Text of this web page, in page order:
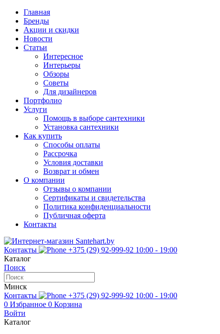
Главная
Бренды
Акции и скидки
Новости
Статьи
Интересное
Интерьеры
Обзоры
Советы
Для дизайнеров
Портфолио
Услуги
Помощь в выборе сантехники
Установка сантехники
Как купить
Способы оплаты
Рассрочка
Условия доставки
Возврат и обмен
О компании
Отзывы о компании
Сертификаты и свидетельства
Политика конфиденциальности
Публичная оферта
Контакты
Контакты +375 (29) 92-999-92 10:00 - 19:00
Каталог
Поиск
Минск
Контакты
+375 (29) 92-999-92 10:00 - 19:00
0 Избранное 0 Корзина
Войти
Каталог